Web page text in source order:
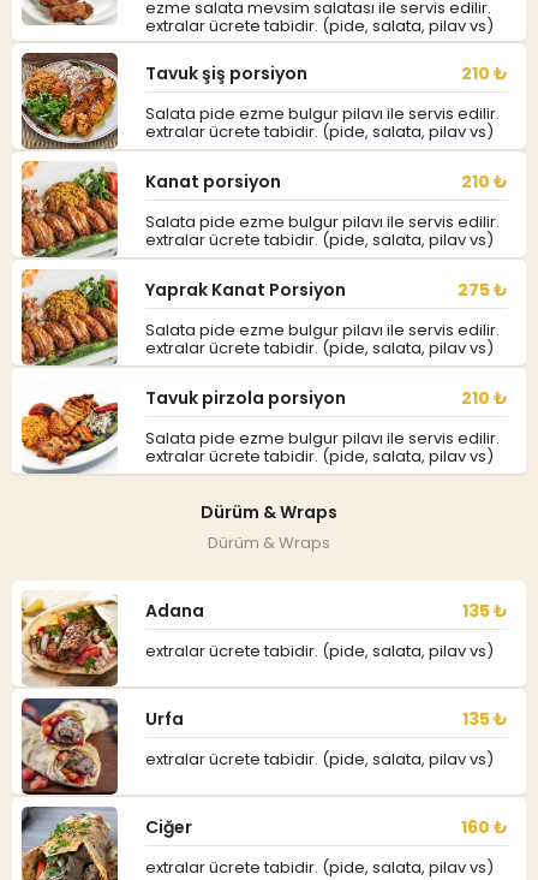
ezme salata mevsim salatası ile servis edilir.
extralar ücrete tabidir. (pide, salata, pilav vs)
Tavuk şiş porsiyon 210 ₺
Salata pide ezme bulgur pilavı ile servis edilir.
extralar ücrete tabidir. (pide, salata, pilav vs)
Kanat porsiyon 210 ₺
Salata pide ezme bulgur pilavı ile servis edilir.
extralar ücrete tabidir. (pide, salata, pilav vs)
Yaprak Kanat Porsiyon 275 ₺
Salata pide ezme bulgur pilavı ile servis edilir.
extralar ücrete tabidir. (pide, salata, pilav vs)
Tavuk pirzola porsiyon 210 ₺
Salata pide ezme bulgur pilavı ile servis edilir.
extralar ücrete tabidir. (pide, salata, pilav vs)
Dürüm & Wraps
Dürüm & Wraps
Adana 135 ₺
extralar ücrete tabidir. (pide, salata, pilav vs)
Urfa 135 ₺
extralar ücrete tabidir. (pide, salata, pilav vs)
Ciğer 160 ₺
extralar ücrete tabidir. (pide, salata, pilav vs)